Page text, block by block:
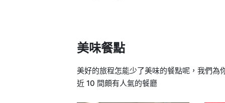
美味餐點
美好的旅程怎能少了美味的餐點呢，我們
近 10 間頗有人氣的餐廳